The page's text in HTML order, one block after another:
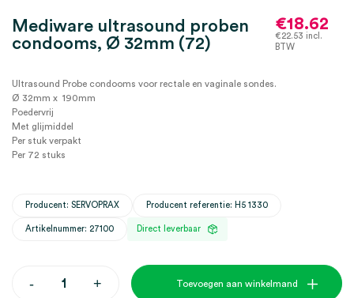
Mediware ultrasound proben
condooms, Ø 32mm (72)
€18.62
€22.53 incl.
BTW
Ultrasound Probe condooms voor rectale en vaginale sondes.
Ø 32mm x 190mm
Poedervrij
Met glijmiddel
Per stuk verpakt
Per 72 stuks
Producent: SERVOPRAX Producent referentie: H5 1330
Artikelnummer: 27100 Direct leverbaar
-Mediware
+ Toevoegen aan winkelmand